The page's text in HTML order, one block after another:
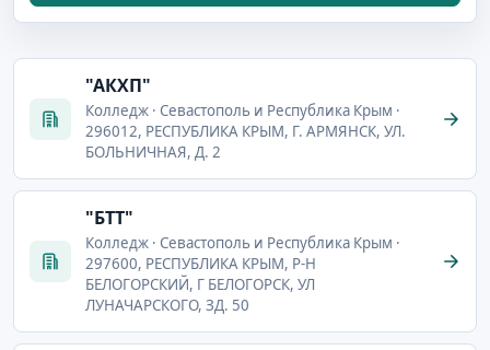
"АКХП"
Колледж · Севастополь и Республика Крым ·
296012, РЕСПУБЛИКА КРЫМ, Г. АРМЯНСК, УЛ.
БОЛЬНИЧНАЯ, Д. 2
"БТТ"
Колледж · Севастополь и Республика Крым ·
297600, РЕСПУБЛИКА КРЫМ, Р-Н
БЕЛОГОРСКИЙ, Г БЕЛОГОРСК, УЛ
ЛУНАЧАРСКОГО, ЗД. 50